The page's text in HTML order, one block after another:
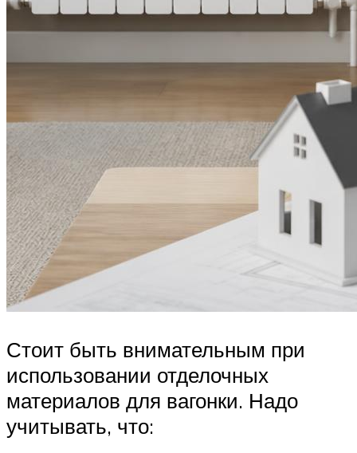
Стоит быть внимательным при
использовании отделочных
материалов для вагонки. Надо
учитывать, что: